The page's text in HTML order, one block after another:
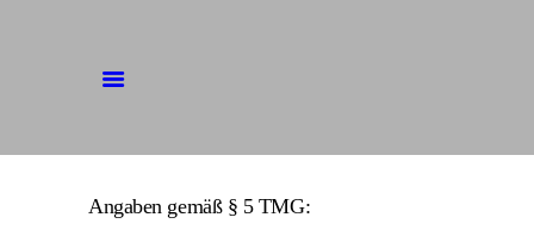
BAUM­SI­CHER­HEIT
Anga­ben gemäß § 5 TMG: